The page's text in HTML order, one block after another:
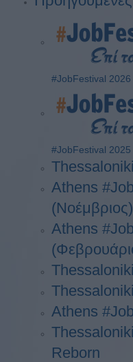
#JobFestival 2026
#JobFestival 2025
Athens
(Νοέμβριος)
Athens
Athens
Reborn